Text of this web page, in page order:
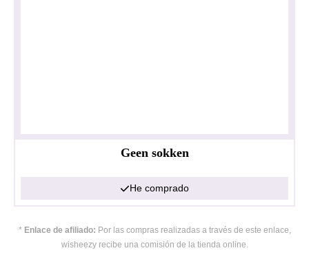
Geen sokken
He comprado
* Enlace de afiliado: Por las compras realizadas a través de este enlace,
wisheezy recibe una comisión de la tienda online.
Política de privacidad